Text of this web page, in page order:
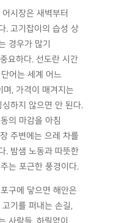
시장은 새벽부터
. 고기잡이의 습성 상
경우가 많기
요하다. 선도란 시간
단어는 세계 어느
며, 가격이 매겨지는
하지 않으면 안 된다.
의 마감을 아침
주변에는 으레 차를
. 밤샘 노동과 따뜻한
는 포근한 풍경이다.
구에 닿으면 해안은
기를 퍼내는 손길,